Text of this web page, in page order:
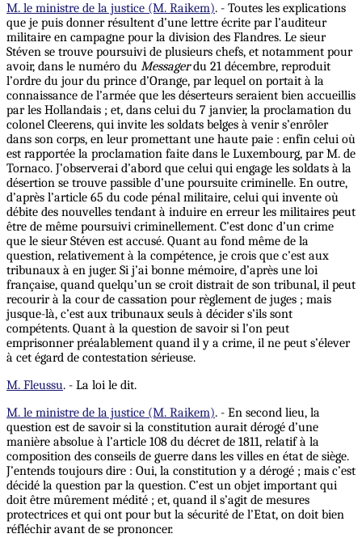
M. le ministre de la justice (M. Raikem). - Toutes les explications
que je puis donner résultent d’une lettre écrite par l’auditeur
militaire en campagne pour la division des Flandres. Le sieur
Stéven se trouve poursuivi de plusieurs chefs, et notamment pour
avoir, dans le numéro du Messagerdu 21 décembre, reproduit
l’ordre du jour du prince d’Orange, par lequel on portait à la
connaissance de l’armée que les déserteurs seraient bien accueillis
par les Hollandais ; et, dans celui du 7 janvier, la proclamation du
colonel Cleerens, qui invite les soldats belges à venir s’enrôler
dans son corps, en leur promettant une haute paie : enfin celui où
est rapportée la proclamation faite dans le Luxembourg, par M. de
Tornaco. J’observerai d’abord que celui qui engage les soldats à la
désertion se trouve passible d’une poursuite criminelle. En outre,
d’après l’article 65 du code pénal militaire, celui qui invente où
débite des nouvelles tendant à induire en erreur les militaires peut
être de même poursuivi criminellement. C’est donc d’un crime
que le sieur Stéven est accusé. Quant au fond même de la
question, relativement à la compétence, je crois que c’est aux
tribunaux à en juger. Si j’ai bonne mémoire, d’après une loi
française, quand quelqu’un se croit distrait de son tribunal, il peut
recourir à la cour de cassation pour règlement de juges ; mais
jusque-là, c’est aux tribunaux seuls à décider s’ils sont
compétents. Quant à la question de savoir si l’on peut
emprisonner préalablement quand il y a crime, il ne peut s’élever
à cet égard de contestation sérieuse.
M. Fleussu. - La loi le dit.
M. le ministre de la justice (M. Raikem). - En second lieu, la
question est de savoir si la constitution aurait dérogé d’une
manière absolue à l’article 108 du décret de 1811, relatif à la
composition des conseils de guerre dans les villes en état de siège.
J’entends toujours dire : Oui, la constitution y a dérogé ; mais c’est
décidé la question par la question. C’est un objet important qui
doit être mûrement médité ; et, quand il s’agit de mesures
protectrices et qui ont pour but la sécurité de l’Etat, on doit bien
réfléchir avant de se prononcer.